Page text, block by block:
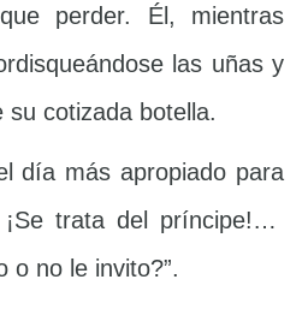
perder. Él, mientras
las uñas y
su cotizada botella.
día más apropiado para
trata del príncipe!…
o no le invito?”.